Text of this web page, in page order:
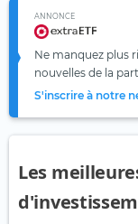
ANNONCE
Ne manquez plus
nouvelles de la
S'inscrire à notre
Les